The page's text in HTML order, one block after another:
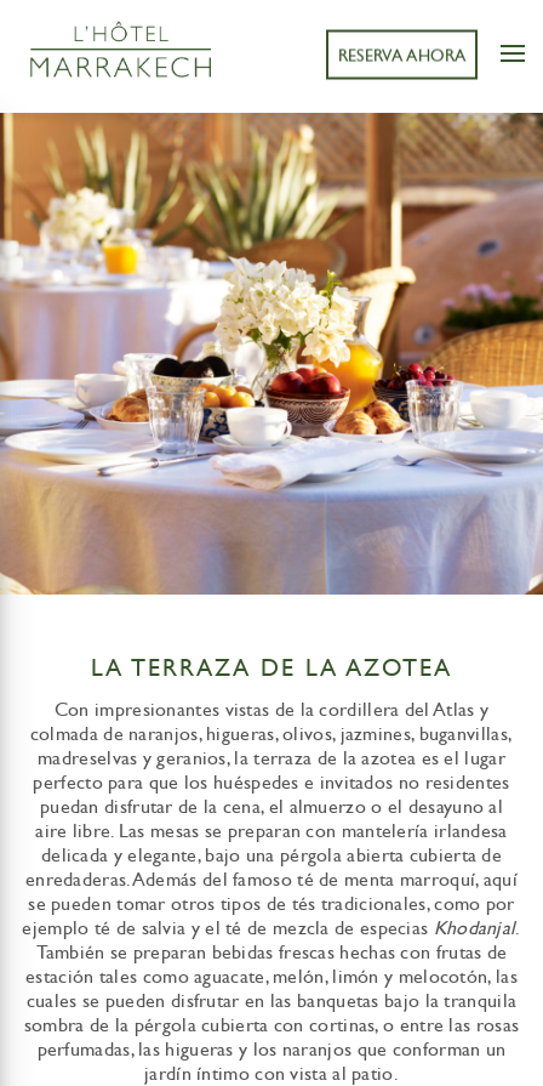
< ATRÁS RESERVA AHORA
LA TERRAZA DE LA AZOTEA
Con impresionantes vistas de la cordillera del Atlas y
colmada de naranjos, higueras, olivos, jazmines, buganvillas,
madreselvas y geranios, la terraza de la azotea es el lugar
perfecto para que los huéspedes e invitados no residentes
puedan disfrutar de la cena, el almuerzo o el desayuno al
aire libre. Las mesas se preparan con mantelería irlandesa
delicada y elegante, bajo una pérgola abierta cubierta de
enredaderas. Además del famoso té de menta marroquí, aquí
se pueden tomar otros tipos de tés tradicionales, como por
ejemplo té de salvia y el té de mezcla de especias Khodanjal.
También se preparan bebidas frescas hechas con frutas de
estación tales como aguacate, melón, limón y melocotón, las
cuales se pueden disfrutar en las banquetas bajo la tranquila
sombra de la pérgola cubierta con cortinas, o entre las rosas
perfumadas, las higueras y los naranjos que conforman un
jardín íntimo con vista al patio.